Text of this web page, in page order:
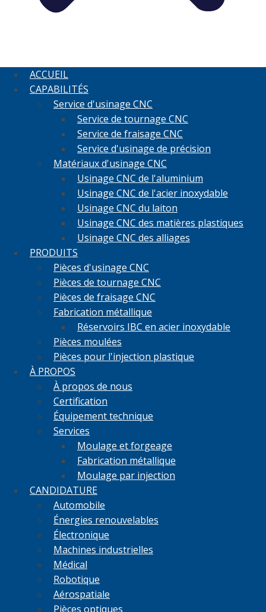
ACCUEIL
CAPABILITÉS
Service d'usinage CNC
Service de tournage CNC
Service de fraisage CNC
Service d'usinage de précision
Matériaux d'usinage CNC
Usinage CNC de l'aluminium
Usinage CNC de l'acier inoxydable
Usinage CNC du laiton
Usinage CNC des matières plastiques
Usinage CNC des alliages
PRODUITS
Pièces d'usinage CNC
Pièces de tournage CNC
Pièces de fraisage CNC
Fabrication métallique
Réservoirs IBC en acier inoxydable
Pièces moulées
Pièces pour l'injection plastique
À PROPOS
À propos de nous
Certification
Équipement technique
Services
Moulage et forgeage
Fabrication métallique
Moulage par injection
CANDIDATURE
Automobile
Énergies renouvelables
Électronique
Machines industrielles
Médical
Robotique
Aérospatiale
Pièces optiques